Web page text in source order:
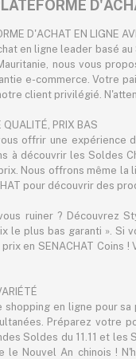
D'ACHAT EN LIGNE
en ligne leader basé
nous vous
e-commerce. Votre
client privilégié.
QUALITÉ, PRIX BAS
offrir une expérience
à découvrir les Soldes
Nous offrons même la
pour découvrir des
ruiner ? Découvrez
le plus bas garanti ». Si
en SENACHAT
en ligne pour
Préparez votre
Soldes du 11.11 et
le Nouvel An chinois !